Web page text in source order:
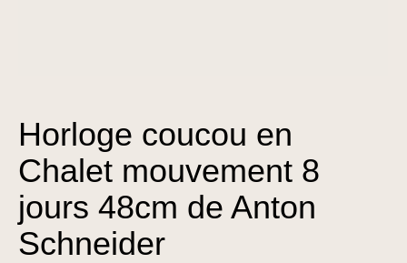
Horloge coucou en
Chalet mouvement 8
jours 48cm de Anton
Schneider